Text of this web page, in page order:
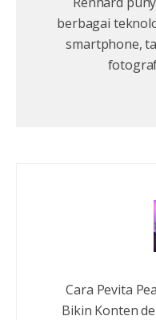
berbagai
smartphone,
Cara Pevita
Bikin Konten